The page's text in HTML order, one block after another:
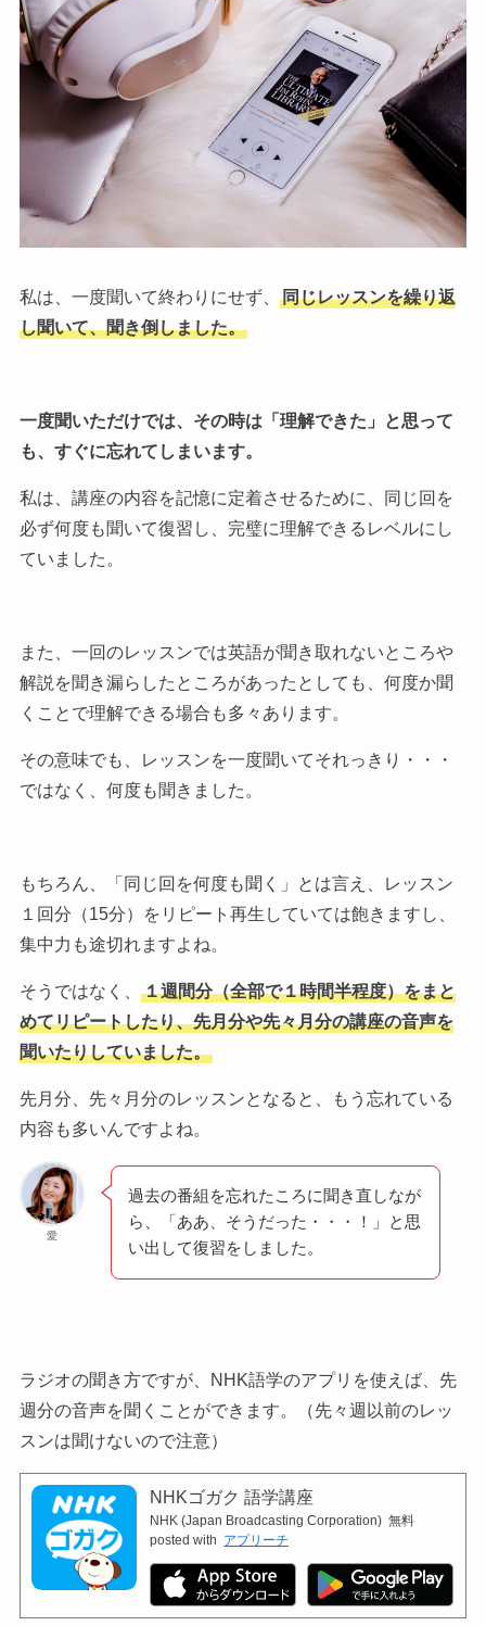
私は、一度聞いて終わりにせず、
同じレッスンを繰り返
し聞いて、聞き倒しました。
一度聞いただけでは、その時は「理解できた」と思って
も、すぐに忘れてしまいます。
私は、講座の内容を記憶に定着させるために、同じ回を
必ず何度も聞いて復習し、完璧に理解できるレベルにし
ていました。
また、一回のレッスンでは英語が聞き取れないところや
解説を聞き漏らしたところがあったとしても、何度か聞
くことで理解できる場合も多々あります。
その意味でも、レッスンを一度聞いてそれっきり・・・
ではなく、何度も聞きました。
もちろん、「同じ回を何度も聞く」とは言え、レッスン
１回分（15分）をリピート再生していては飽きますし、
集中力も途切れますよね。
そうではなく、
１週間分（全部で１時間半程度）をまと
めてリピートしたり、先月分や先々月分の講座の音声を
聞いたりしていました。
先月分、先々月分のレッスンとなると、もう忘れている
内容も多いんですよね。
愛
過去の番組を忘れたころに聞き直しなが
ら、「ああ、そうだった・・・！」と思
い出して復習をしました。
ラジオの聞き方ですが、NHK語学のアプリを使えば、先
週分の音声を聞くことができます。（先々週以前のレッ
スンは聞けないので注意）
NHKゴガク 語学講座
NHK (Japan Broadcasting Corporation) 無料
posted with アプリーチ